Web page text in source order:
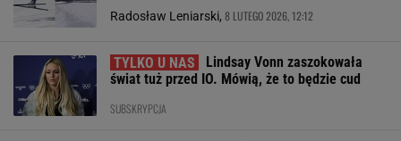
Radosław Leniarski, 8 LUTEGO 2026, 12:12
Lindsay Vonn zaszokowała
świat tuż przed IO. Mówią, że to będzie cud
SUBSKRYPCJA